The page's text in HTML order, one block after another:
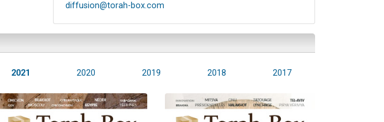
diffusion@torah-box.com
2021 2020 2019 2018 2017